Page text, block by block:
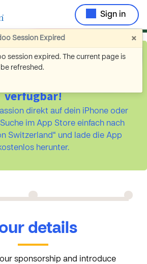
Session Expired ×
session expired. The current page is
refreshed.
Sign in
ist jetzt als App
verfügbar!
direkt auf dein iPhone oder
im App Store einfach nach
Switzerland“ und lade die App
herunter.
details
sponsorship and introduce